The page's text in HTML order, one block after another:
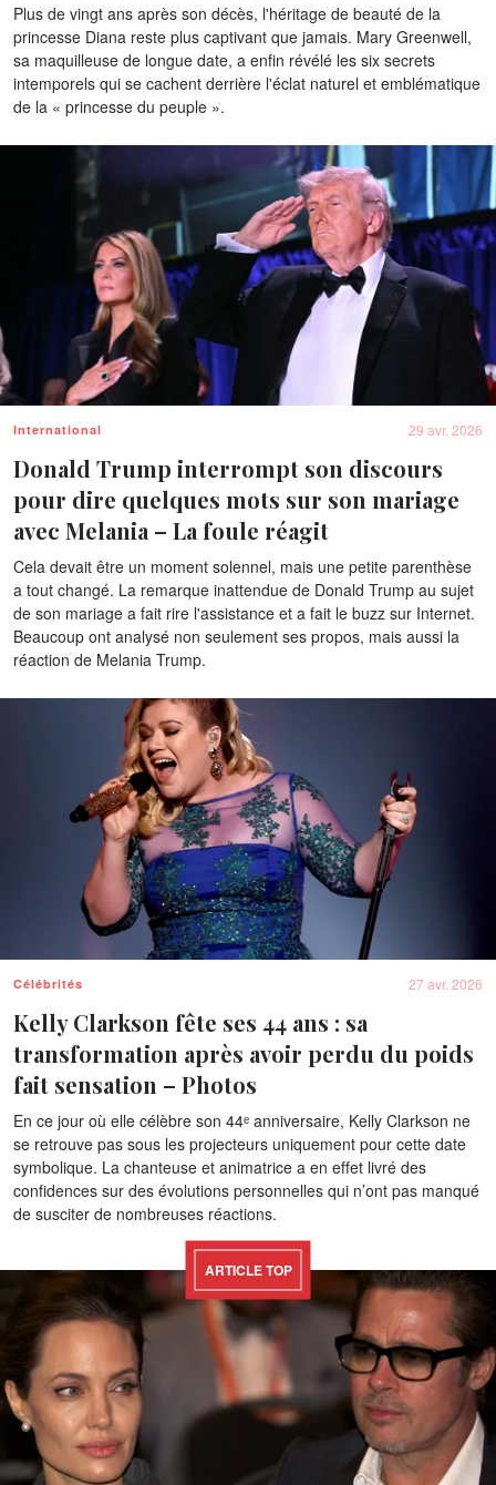
Plus de vingt ans après son décès, l'héritage de beauté de la
princesse Diana reste plus captivant que jamais. Mary Greenwell,
sa maquilleuse de longue date, a enfin révélé les six secrets
intemporels qui se cachent derrière l'éclat naturel et emblématique
de la « princesse du peuple ».
29 avr. 2026
International
Donald Trump interrompt son discours
pour dire quelques mots sur son mariage
avec Melania – La foule réagit
Cela devait être un moment solennel, mais une petite parenthèse
a tout changé. La remarque inattendue de Donald Trump au sujet
de son mariage a fait rire l'assistance et a fait le buzz sur Internet.
Beaucoup ont analysé non seulement ses propos, mais aussi la
réaction de Melania Trump.
27 avr. 2026
Célébrités
Kelly Clarkson fête ses 44 ans : sa
transformation après avoir perdu du poids
fait sensation – Photos
En ce jour où elle célèbre son 44ᵉ anniversaire, Kelly Clarkson ne
se retrouve pas sous les projecteurs uniquement pour cette date
symbolique. La chanteuse et animatrice a en effet livré des
confidences sur des évolutions personnelles qui n’ont pas manqué
de susciter de nombreuses réactions.
ARTICLE TOP